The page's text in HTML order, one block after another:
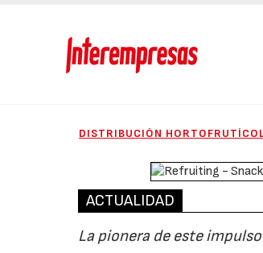
DISTRIBUCIÓN
ACTUALIDAD
La pionera de este